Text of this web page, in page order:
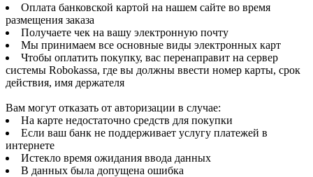
Оплата банковской картой на нашем сайте во время
размещения заказа
Получаете чек на вашу электронную почту
Мы принимаем все основные виды электронных карт
Чтобы оплатить покупку, вас перенаправит на сервер
системы Robokassa, где вы должны ввести номер карты, срок
действия, имя держателя
Вам могут отказать от авторизации в случае:
На карте недостаточно средств для покупки
Если ваш банк не поддерживает услугу платежей в
интернете
Истекло время ожидания ввода данных
В данных была допущена ошибка